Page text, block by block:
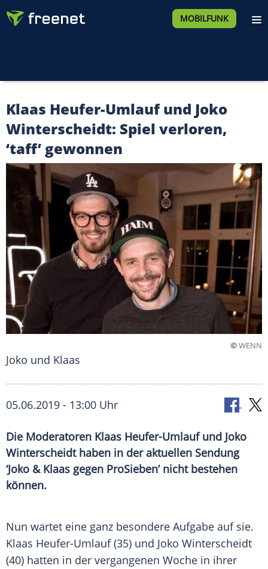
MOBILFUNK
Klaas Heufer-Umlauf und Joko
Winterscheidt: Spiel verloren,
‘taff’ gewonnen
©WENN
Joko und Klaas
05.06.2019 - 13:00 Uhr
Die Moderatoren Klaas Heufer-Umlauf und Joko
Winterscheidt haben in der aktuellen Sendung
‘Joko & Klaas gegen ProSieben’ nicht bestehen
können.
Nun wartet eine ganz besondere Aufgabe auf sie.
Klaas Heufer-Umlauf(35) und Joko Winterscheidt
(40) hatten in der vergangenen Woche in ihrer